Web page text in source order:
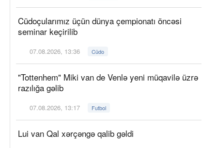
Cüdoçularımız üçün dünya çempionatı öncəsi
seminar keçirilib
07.08.2026, 13:36 Cüdo
"Tottenhem" Miki van de Venlə yeni müqavilə üzrə
razılığa gəlib
07.08.2026, 13:17 Futbol
Lui van Qal xərçəngə qalib gəldi